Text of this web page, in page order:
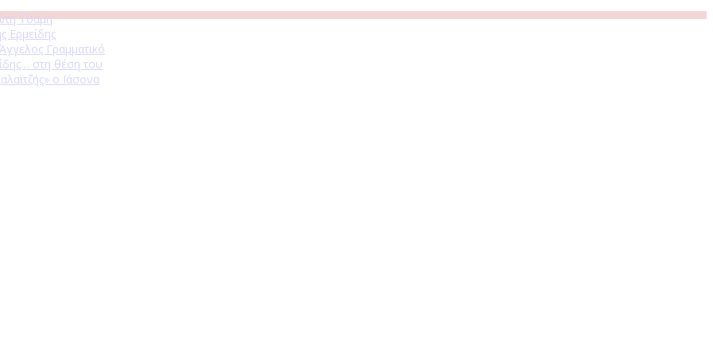
Τσάμη
Ερμείδης
Γραμματικό
στη θέση του
ο Ιάσονα